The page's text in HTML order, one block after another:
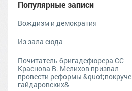
Популярные записи
Вождизм и демократия
Из зала сюда
Почитатель бригадефюрера СС
Краснова В. Мелихов призвал
провести реформы &quot;покруче
гайдаровских&